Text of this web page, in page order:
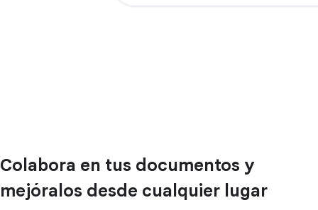
Colabora en tus documentos y
mejóralos desde cualquier lugar